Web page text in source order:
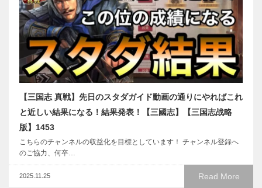
【三国志 真戦】先日のスタダガイド動画の通りにやればこれ
と近しい結果になる！結果発表！【三國志】【三国志战略
版】1453
こちらのチャンネルの収益化を目標としています！ チャンネル登録へ
のご協力、何卒…
Read More
2025.11.25